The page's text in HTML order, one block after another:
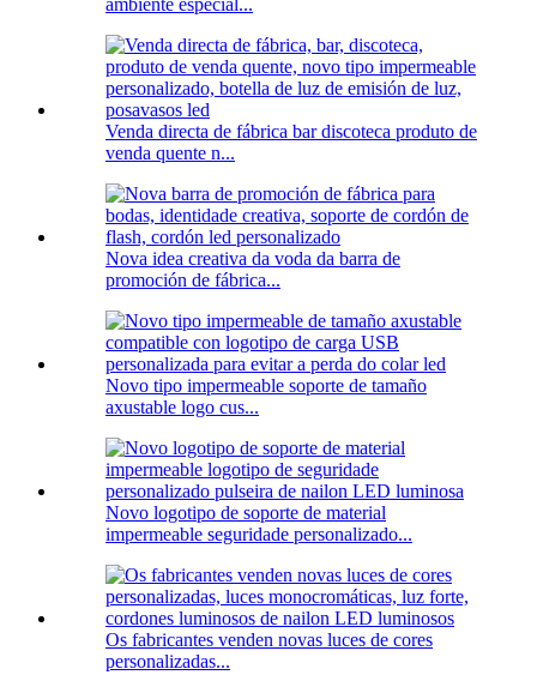
ambiente especial...
Venda directa de fábrica bar discoteca produto de
venda quente n...
Nova idea creativa da voda da barra de
promoción de fábrica...
Novo tipo impermeable soporte de tamaño
axustable logo cus...
Novo logotipo de soporte de material
impermeable seguridade personalizado...
Os fabricantes venden novas luces de cores
personalizadas...